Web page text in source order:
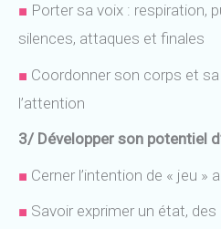
■ Porter sa voix : respiration,
silences, attaques et finales
■ Coordonner son corps et
l’attention
3/ Développer son potentiel
■ Cerner l’intention de « jeu »
■ Savoir exprimer un état,